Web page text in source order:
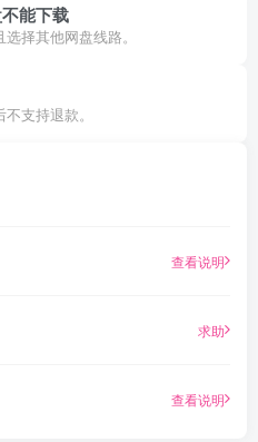
能下载
择其他网盘线路。
支持退款。
查看说明
求助
查看说明